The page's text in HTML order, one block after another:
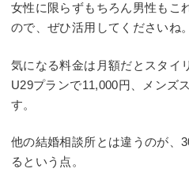
女性に限らずもちろん男性もこ
ので、ぜひ活用してくださいね。
気になる料金は月額だとスタイ
U29プランで11,000円、メンズ
す。
他の結婚相談所とは違うのが、
るという点。